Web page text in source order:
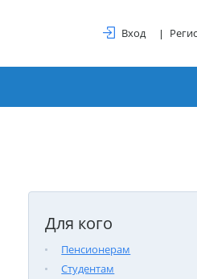
Вход
Для кого
Пенсионерам
Студентам